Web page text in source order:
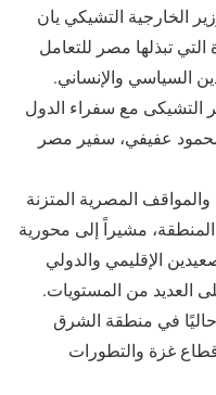
وزير الخارجية التشيكي يان
تبذلها مصر للتعامل
السياسي والإنساني.
التشيكى مع سفراء الدول
محمود عفيفي، سفير مصر
المصرية المتزنة
مشيراً إلى محورية
الإقليمي والدولي
العديد من المستويات.
حاليًا في منطقة الشرق
غزة والتطورات